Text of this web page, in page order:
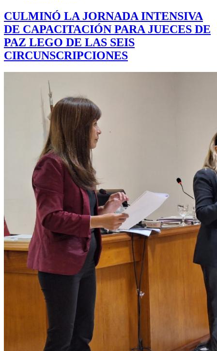
CULMINÓ LA JORNADA INTENSIVA
DE CAPACITACIÓN PARA JUECES DE
PAZ LEGO DE LAS SEIS
CIRCUNSCRIPCIONES